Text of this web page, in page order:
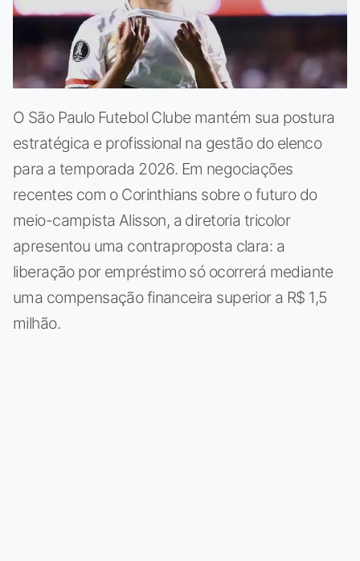
O São Paulo Futebol Clube mantém sua postura
estratégica e profissional na gestão do elenco
para a temporada 2026. Em negociações
recentes com o Corinthians sobre o futuro do
meio-campista Alisson, a diretoria tricolor
apresentou uma contraproposta clara: a
liberação por empréstimo só ocorrerá mediante
uma compensação financeira superior a R$ 1,5
milhão.